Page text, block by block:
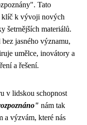
Tato
klíč k vývoji nových
šetrnějších materiálů.
jasného významu,
umělce, inovátory a
a řešení.
v lidskou schopnost
nám tak
a výzvám, které nás